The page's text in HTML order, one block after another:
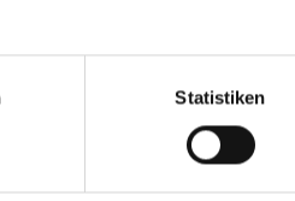
Statistiken
die Rekordsumme von
Sonnenschein, des
In einem ersten
in der nahe gelegenen